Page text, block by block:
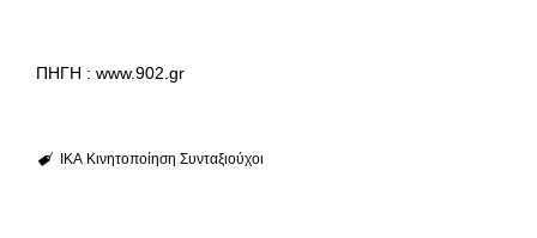
ΠΗΓΗ : www.902.gr
ΙΚΑ Κινητοποίηση Συνταξιούχοι